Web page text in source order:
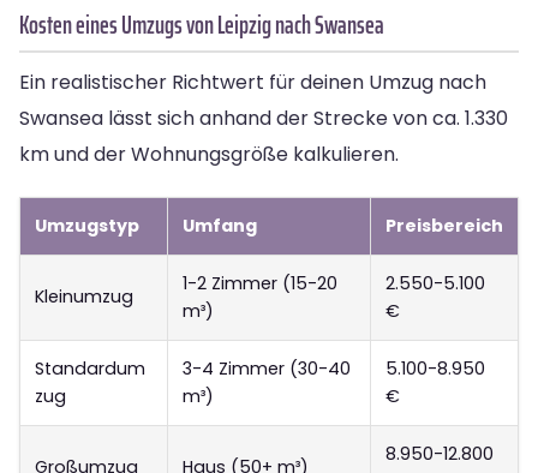
Kosten eines Umzugs von Leipzig nach Swansea
Ein realistischer Richtwert für deinen Umzug nach
Swansea lässt sich anhand der Strecke von ca. 1.330
km und der Wohnungsgröße kalkulieren.
Umzugstyp Umfang Preisbereich
Kleinumzug
1-2 Zimmer (15-20
m³)
2.550-5.100
€
Standardum
zug
3-4 Zimmer (30-40
m³)
5.100-8.950
€
Großumzug Haus (50+ m³)
8.950-12.800